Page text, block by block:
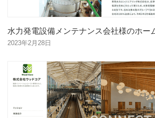
水力発電設備メンテナンス会社様のホー
2023年2月28日